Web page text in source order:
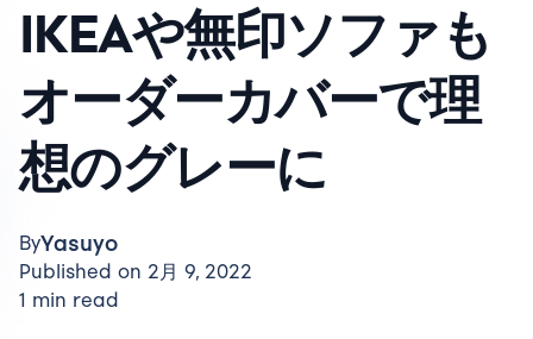
IKEAや無印ソファも
オーダーカバーで理
想のグレーに
ByYasuyo
Published on 2月 9, 2022
1 min read